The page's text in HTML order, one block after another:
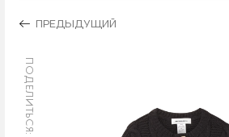
ПРЕДЫДУЩИЙ
ПОДЕЛИТЬСЯ: